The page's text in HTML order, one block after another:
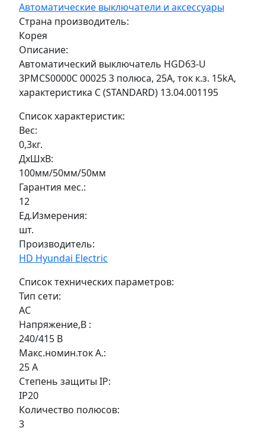
Автоматические выключатели и аксессуары
Страна производитель:
Корея
Описание:
Автоматический выключатель HGD63-U
3PMCS0000C 00025 3 полюса, 25А, ток к.з. 15kA,
характеристика C (STANDARD) 13.04.001195
Список характеристик:
Вес:
0,3кг.
ДxШxВ:
100мм/50мм/50мм
Гарантия мес.:
12
Ед.Измерения:
шт.
Производитель:
HD Hyundai Electric
Список технических параметров:
Тип сети:
AC
Напряжение,В :
240/415 В
Макс.номин.ток А.:
25 А
Степень защиты IP:
IP20
Количество полюсов:
3